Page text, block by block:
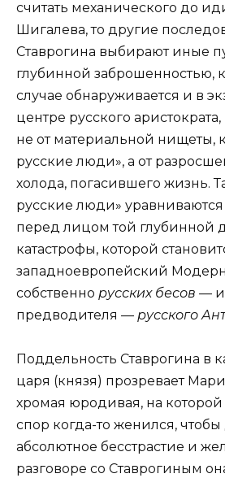
считать механического до
Шигалева, то другие
Ставрогина выбирают иные
глубинной заброшенностью,
случае обнаруживается и в
центре русского
не от материальной нищеты,
русские люди», а от
холода, погасившего жизнь.
русские люди»
перед лицом той глубинной
катастрофы, которой
западноевропейский
собственно русских бесов — и
предводителя — русского
Поддельность Ставрогина в
царя (князя) прозревает
хромая юродивая, на которой
спор когда-то женился, чтобы
абсолютное бесстрастие и
разговоре со Ставрогиным